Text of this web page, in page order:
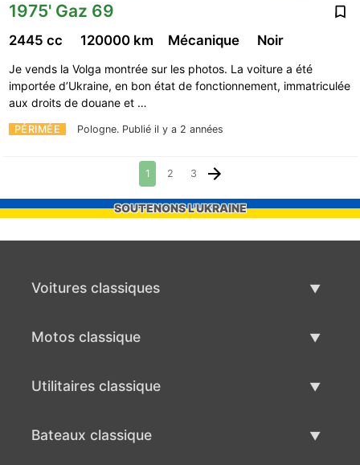
1975' Gaz 69
PÉRIMÉE Pologne. Publié il y a 2 années
2445 cc 120000 km Mécanique Noir
Je vends la Volga montrée sur les photos. La voiture a été
importée d’Ukraine, en bon état de fonctionnement, immatriculée
aux droits de douane et …
1 2 3
SOUTENONS L'UKRAINE
Voitures classiques
Motos classique
Utilitaires classique
Bateaux classique